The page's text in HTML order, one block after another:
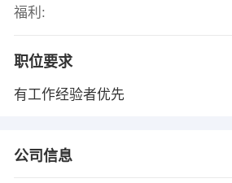
福利:
职位要求
有工作经验者优先
公司信息